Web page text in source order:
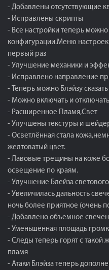
- Добавлены отсутствующие
- Исправлены скрипты
- Все настройки теперь
конфигурации.Меню настроек
первый раз
- Улучшение механики и
- Исправлено направление
- Теперь можно Блэйзу
- Можно включать и
- Расширенное Пламя,Свет
- Улучшены текстуры и
- Осветлённая стала
желтоватый цвет.
- Лавовые трещины на коже
освещение по краям.
- Улучшение Блейза
- Увеличилась дальность
ночь более приятное (очень
- Добавлено объемное
- Уменьшенная площадь
- Следы теперь горят с такой
пламя
- Атаки Блэйза теперь